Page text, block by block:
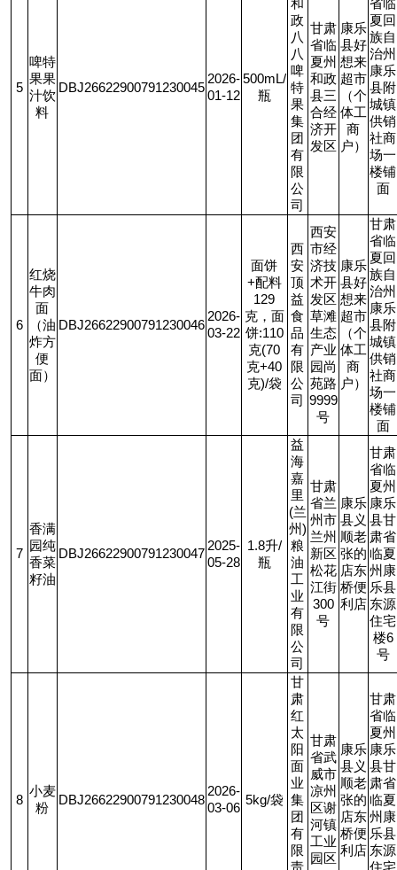
5
啤特
果果
汁饮
料
DBJ26622900791230045
2026-
01-12
500mL/
瓶
和
政
八
八
啤
特
果
集
团
有
限
公
司
甘肃
省临
夏州
和政
县三
合经
济开
发区
康乐
县好
想来
超市
（个
体工
商
户）
省临
夏回
族自
治州
康乐
县附
城镇
供销
社商
场一
楼铺
面
6
红烧
牛肉
面
（油
炸方
便
面）
DBJ26622900791230046
2026-
03-22
面饼
+配料
129
克，面
饼:110
克(70
克+40
克)/袋
西
安
顶
益
食
品
有
限
公
司
西安
市经
济技
术开
发区
草滩
生态
产业
园尚
苑路
9999
号
康乐
县好
想来
超市
（个
体工
商
户）
甘肃
省临
夏回
族自
治州
康乐
县附
城镇
供销
社商
场一
楼铺
面
7
香满
园纯
香菜
籽油
DBJ26622900791230047
2025-
05-28
1.8升/
瓶
益
海
嘉
里
(兰
州)
粮
油
工
业
有
限
公
司
甘肃
省兰
州市
兰州
新区
松花
江街
300
号
康乐
县义
顺老
张的
店东
桥便
利店
甘肃
省临
夏州
康乐
县甘
肃省
临夏
州康
乐县
东源
住宅
楼6
号
8
小麦
粉
DBJ26622900791230048
2026-
03-06
5kg/袋
甘
肃
红
太
阳
面
业
集
团
有
限
甘肃
省武
威市
凉州
区谢
河镇
工业
园区
康乐
县义
顺老
张的
店东
桥便
利店
甘肃
省临
夏州
康乐
县甘
肃省
临夏
州康
乐县
东源